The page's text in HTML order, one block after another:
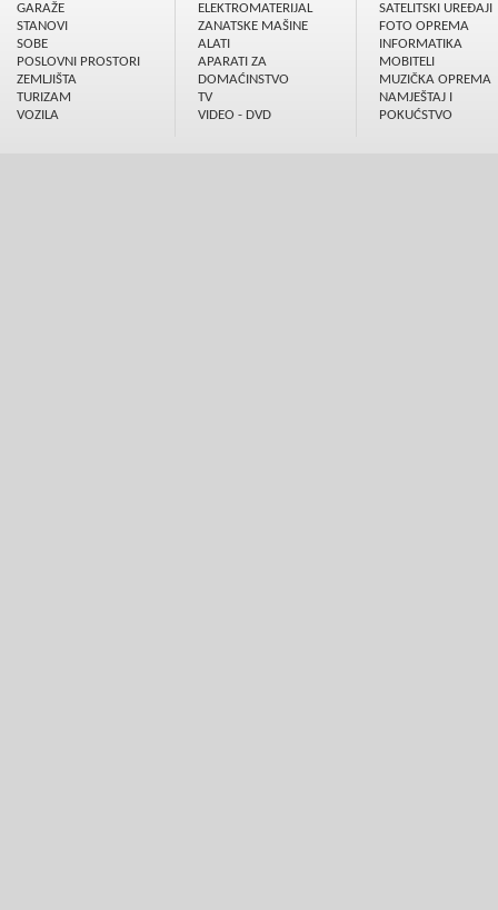
GARAŽE
STANOVI
SOBE
POSLOVNI PROSTORI
ZEMLJIŠTA
TURIZAM
VOZILA
ELEKTROMATERIJAL
ZANATSKE MAŠINE
ALATI
APARATI ZA
DOMAĆINSTVO
TV
VIDEO - DVD
SATELITSKI UREÐAJI
FOTO OPREMA
INFORMATIKA
MOBITELI
MUZIČKA OPREMA
NAMJEŠTAJ I
POKUĆSTVO